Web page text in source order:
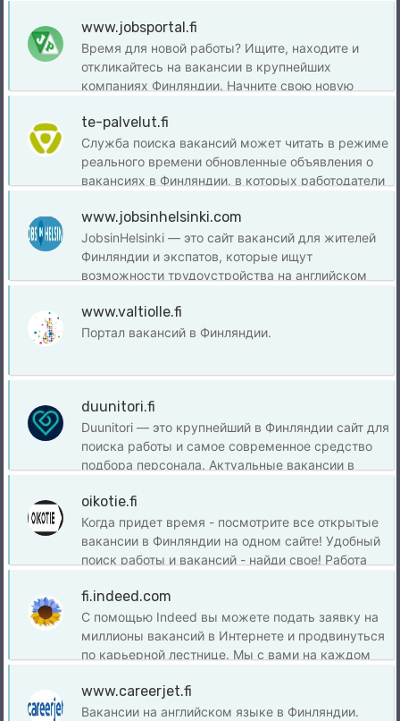
www.jobsportal.fi
Время для новой работы? Ищите, находите и
откликайтесь на вакансии в крупнейших
компаниях Финляндии. Начните свою новую
te-palvelut.fi
Служба поиска вакансий может читать в режиме
реального времени обновленные объявления о
вакансиях в Финляндии, в которых работодатели
партнеров по сотрудничеству для своей
компании. Одно объявление может содержать
несколько вакансий.
www.jobsinhelsinki.com
JobsinHelsinki — это сайт вакансий для жителей
Финляндии и экспатов, которые ищут
возможности трудоустройства на английском
www.valtiolle.fi
Портал вакансий в Финляндии.
duunitori.fi
Duunitori — это крупнейший в Финляндии сайт для
поиска работы и самое современное средство
подбора персонала. Актуальные вакансии в
Финляндии ждут вашей заявки.
oikotie.fi
Когда придет время - посмотрите все открытые
вакансии в Финляндии на одном сайте! Удобный
поиск работы и вакансий - найди свое! Работа
fi.indeed.com
С помощью Indeed вы можете подать заявку на
миллионы вакансий в Интернете и продвинуться
по карьерной лестнице. Мы с вами на каждом
поиска работы, резюме, обзоры компаний и
многое другое. Работайте в Финляндии с
www.careerjet.fi
Вакансии на английском языке в Финляндии.